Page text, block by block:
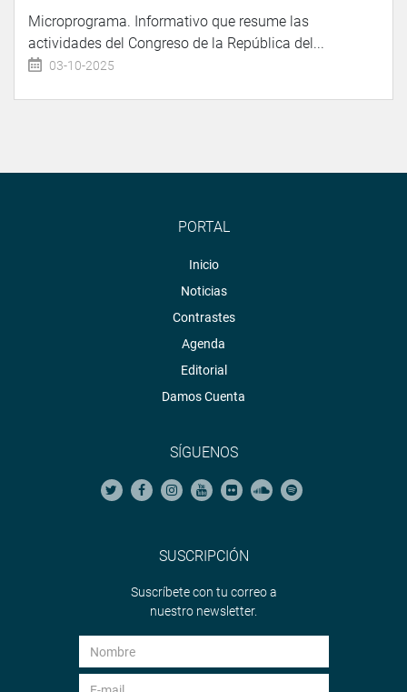
Microprograma. Informativo que resume las
actividades del Congreso de la República del...
03-10-2025
PORTAL
Inicio
Noticias
Contrastes
Agenda
Editorial
Damos Cuenta
SÍGUENOS
SUSCRIPCIÓN
Suscríbete con tu correo a
nuestro newsletter.